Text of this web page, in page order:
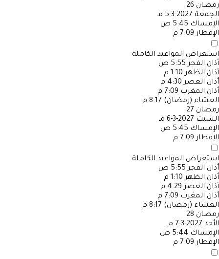
رمضان 26
الجمعة 2027-3-5 مـ
الإمساك 5:45 ص
الإفطار 7:09 م
استعراض المواعيد الكاملة
أذان الفجر 5:55 ص
أذان الظهر 1:10 م
أذان العصر 4:30 م
أذان المغرب 7:09 م
العشاء (رمضان) 8:17 م
رمضان 27
السبت 2027-3-6 مـ
الإمساك 5:45 ص
الإفطار 7:09 م
استعراض المواعيد الكاملة
أذان الفجر 5:55 ص
أذان الظهر 1:10 م
أذان العصر 4:29 م
أذان المغرب 7:09 م
العشاء (رمضان) 8:17 م
رمضان 28
الأحد 2027-3-7 مـ
الإمساك 5:44 ص
الإفطار 7:09 م